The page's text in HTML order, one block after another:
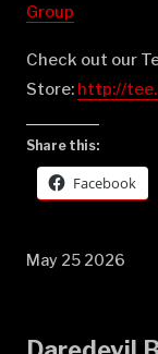
Group⁠⁠⁠⁠⁠⁠⁠⁠⁠⁠⁠⁠⁠⁠⁠⁠⁠⁠⁠⁠⁠⁠⁠⁠⁠⁠⁠⁠⁠⁠⁠⁠⁠⁠⁠⁠⁠⁠⁠⁠⁠⁠⁠⁠⁠⁠⁠⁠⁠⁠⁠⁠⁠⁠⁠⁠⁠⁠⁠⁠⁠⁠⁠⁠⁠⁠⁠⁠⁠⁠⁠⁠⁠
Check out our
Store: ⁠⁠⁠⁠⁠⁠⁠⁠⁠⁠⁠⁠⁠⁠⁠⁠⁠⁠⁠⁠⁠⁠⁠⁠⁠⁠⁠⁠⁠⁠⁠⁠⁠⁠⁠⁠⁠⁠⁠⁠⁠⁠⁠⁠⁠⁠⁠⁠⁠⁠⁠⁠⁠⁠⁠⁠⁠⁠⁠⁠⁠⁠⁠⁠⁠⁠⁠⁠⁠⁠⁠⁠⁠http://
Share this:
Facebook
May 25 2026